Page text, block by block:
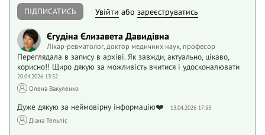
ПІДПИСАТИСЬ Увійти або зареєструватись
Єгудіна Єлизавета Давидівна
Лікар-ревматолог, доктор медичних наук, професор
Переглядала в запису в архіві. Як завжди, актуально, цікаво,
корисно!! Щиро дякую за можливість вчитися і удосконалювати
20.04.2026 13:52
Олена Вакуленко
Дуже дякую за неймовірну інформацію❤️ 13.04.2026 17:53
Діана Тельпіс